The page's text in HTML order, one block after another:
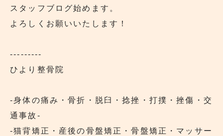
スタッフブログ始めます。
よろしくお願いいたします！
---------
ひより整骨院
‐身体の痛み・骨折・脱臼・捻挫・打撲・挫傷・交
通事故‐
‐猫背矯正・産後の骨盤矯正・骨盤矯正・マッサー